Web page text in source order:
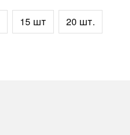
15 шт 20 шт.